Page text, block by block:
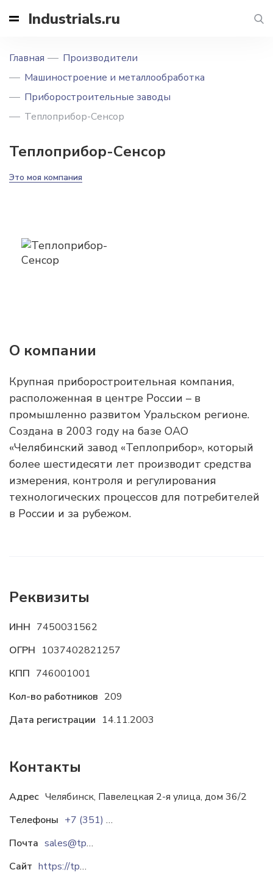
Industrials.ru
Главная
Производители
Машиностроение и металлообработка
Приборостроительные заводы
Теплоприбор-Сенсор
Теплоприбор-Сенсор
Это моя компания
О компании
Крупная приборостроительная компания,
расположенная в центре России – в
промышленно развитом Уральском регионе.
Создана в 2003 году на базе ОАО
«Челябинский завод «Теплоприбор», который
более шестидесяти лет производит средства
измерения, контроля и регулирования
технологических процессов для потребителей
в России и за рубежом.
Реквизиты
ИНН 7450031562
ОГРН 1037402821257
КПП 746001001
Кол-во работников 209
Дата регистрации 14.11.2003
Контакты
Адрес Челябинск, Павелецкая 2-я улица, дом 36/2
Телефоны
+7 (351) 725-89-78
Почта
sales@tpchel.ru
Сайт
https://tpchel.ru